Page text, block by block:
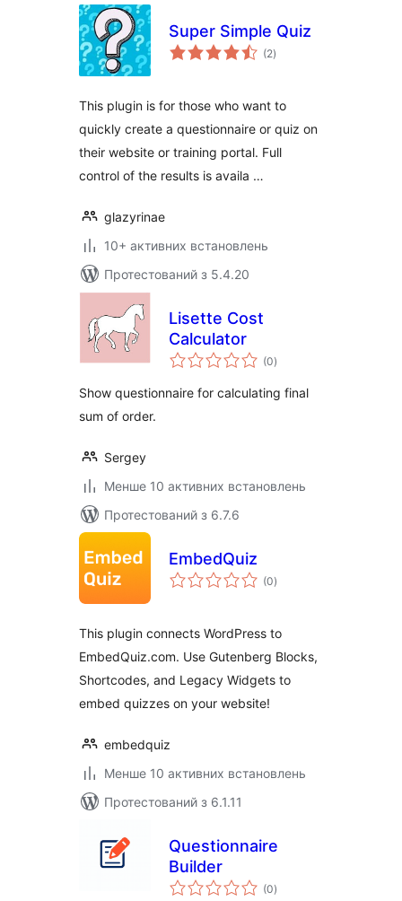
Super Simple Quiz
(2загальний
рейтинг
)
This plugin is for those who want to
quickly create a questionnaire or quiz on
their website or training portal. Full
control of the results is availa …
glazyrinae
10+ активних встановлень
Протестований з 5.4.20
Lisette Cost
Calculator
(0загальний
рейтинг
)
Show questionnaire for calculating final
sum of order.
Sergey
Менше 10 активних встановлень
Протестований з 6.7.6
EmbedQuiz
(0загальний
рейтинг
)
This plugin connects WordPress to
EmbedQuiz.com. Use Gutenberg Blocks,
Shortcodes, and Legacy Widgets to
embed quizzes on your website!
embedquiz
Менше 10 активних встановлень
Протестований з 6.1.11
Questionnaire
Builder
(0загальний
рейтинг
)